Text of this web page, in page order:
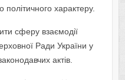
політичного характеру.
сферу взаємодії
Ради України у
актів.